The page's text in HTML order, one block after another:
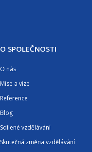
O SPOLEČNOSTI
O nás
Mise a vize
Reference
Blog
Sdílené vzdělávání
Skutečná změna vzdělávání